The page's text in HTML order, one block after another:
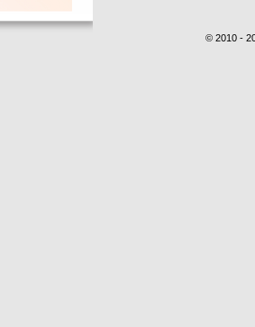
© 2010 -